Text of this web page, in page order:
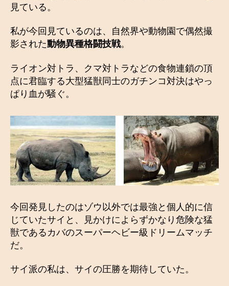
見ている。
私が今回見ているのは、自然界や動物園で偶然撮
影された動物異種格闘技戦。
ライオン対トラ、クマ対トラなどの食物連鎖の頂
点に君臨する大型猛獣同士のガチンコ対決はやっ
ぱり血が騒ぐ。
今回発見したのはゾウ以外では最強と個人的に信
じていたサイと、見かけによらずかなり危険な猛
獣であるカバのスーパーヘビー級ドリームマッチ
だ。
サイ派の私は、サイの圧勝を期待していた。